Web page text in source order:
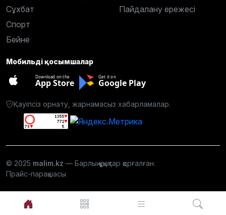
Сұхбат
Спорт
Бейне
Пайдалану ережесі
Мобильді қосымшалар
Download on the
App Store
Get it on
Google Play
Қауіпсіз орнату, жарнамасыз хабарламалар.
© 2025 malim.kz — Барлық құқықтар қорғалған.
Прайс-парақшасы